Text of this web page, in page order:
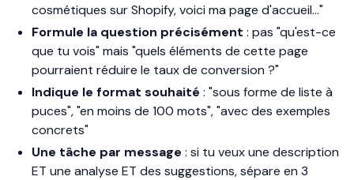
cosmétiques sur Shopify, voici ma page d'accueil..."
Formule la question précisément : pas "qu'est-ce
que tu vois" mais "quels éléments de cette page
pourraient réduire le taux de conversion ?"
Indique le format souhaité : "sous forme de liste à
puces", "en moins de 100 mots", "avec des exemples
concrets"
Une tâche par message : si tu veux une description
ET une analyse ET des suggestions, sépare en 3